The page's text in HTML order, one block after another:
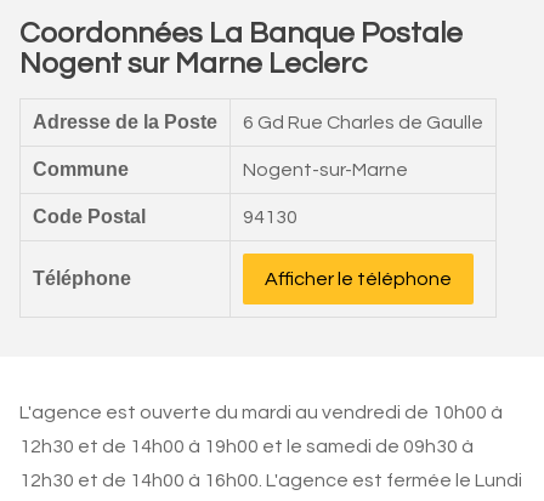
Coordonnées La Banque Postale
Nogent sur Marne Leclerc
Adresse de la Poste 6 Gd Rue Charles de Gaulle
Commune Nogent-sur-Marne
Code Postal 94130
Téléphone Afficher le téléphone
L'agence est ouverte du mardi au vendredi de 10h00 à
12h30 et de 14h00 à 19h00 et le samedi de 09h30 à
12h30 et de 14h00 à 16h00. L'agence est fermée le Lundi